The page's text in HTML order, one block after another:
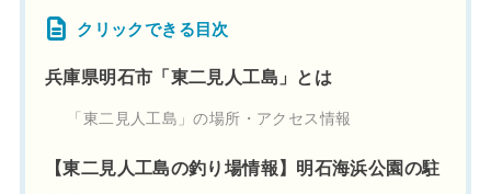
クリックできる目次
兵庫県明石市「東二見人工島」とは
「東二見人工島」の場所・アクセス情報
【東二見人工島の釣り場情報】明石海浜公園の駐